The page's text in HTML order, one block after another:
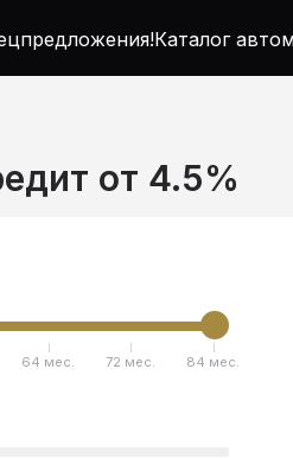
Каталог
от 4.5%
64 мес. 72 мес. 84 мес.